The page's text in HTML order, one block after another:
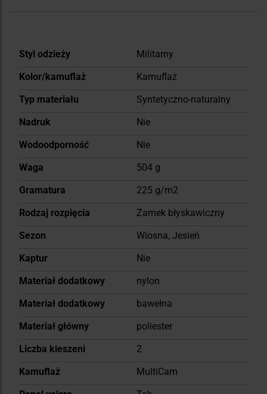
Więcej
Styl odzieży
Militarny
Kolor/kamuflaż
Kamuflaż
Typ materiału
Syntetyczno-naturalny
Nadruk
Nie
Wodoodporność
Nie
Waga
504 g
Gramatura
225 g/m2
Rodzaj rozpięcia
Zamek błyskawiczny
Sezon
Wiosna, Jesień
Kaptur
Nie
Materiał dodatkowy
nylon
Materiał dodatkowy
bawełna
Materiał główny
poliester
Liczba kieszeni
2
Kamuflaż
MultiCam